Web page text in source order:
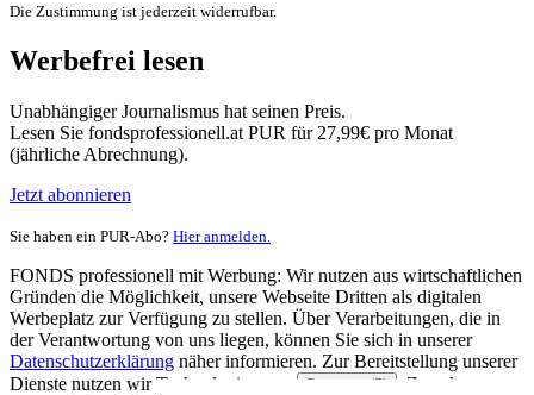
Die Zustimmung ist jederzeit widerrufbar.
Werbefrei lesen
Unabhängiger Journalismus hat seinen Preis.
Lesen Sie fondsprofessionell.at PUR für 27,99€ pro Monat
(jährliche Abrechnung).
Jetzt abonnieren
Sie haben ein PUR-Abo? Hier anmelden.
FONDS professionell mit Werbung: Wir nutzen aus wirtschaftlichen
Gründen die Möglichkeit, unsere Webseite Dritten als digitalen
Werbeplatz zur Verfügung zu stellen. Über Verarbeitungen, die in
der Verantwortung von uns liegen, können Sie sich in unserer
Datenschutzerklärung näher informieren. Zur Bereitstellung unserer
Dienste nutzen wir Technologien von
Partnern (5)
. Zwecke: